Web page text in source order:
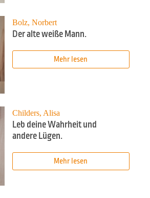
Bolz, Norbert
Der alte weiße Mann.
Mehr lesen
Childers, Alisa
Leb deine Wahrheit und
andere Lügen.
Mehr lesen